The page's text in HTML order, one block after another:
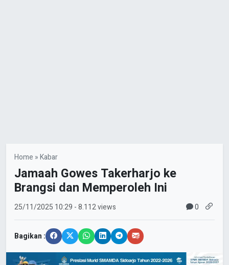
Home »Kabar
Jamaah Gowes Takerharjo ke
Brangsi dan Memperoleh Ini
25/11/2025 10:29 - 8.112 views 0
Bagikan :